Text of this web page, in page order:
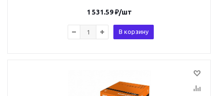
1 531.59₽/шт
В корзину